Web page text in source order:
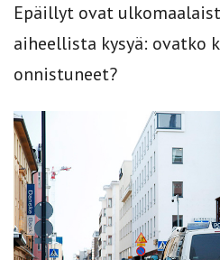
Epäillyt ovat
aiheellista kysyä:
onnistuneet?